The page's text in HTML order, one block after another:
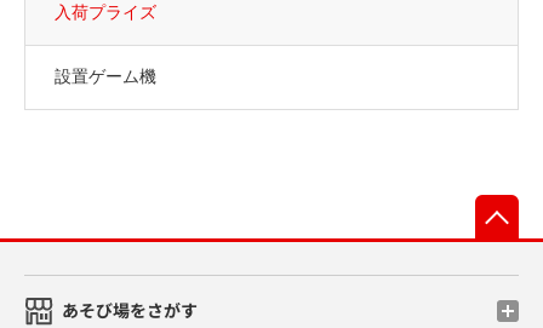
入荷プライズ
設置ゲーム機
あそび場をさがす